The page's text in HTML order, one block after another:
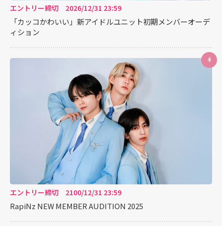
エントリー締切 2026/12/31 23:59
「カッコかわいい」新アイドルユニット初期メンバーオーデ
ィション
4
エントリー締切 2100/12/31 23:59
RapiNz NEW MEMBER AUDITION 2025